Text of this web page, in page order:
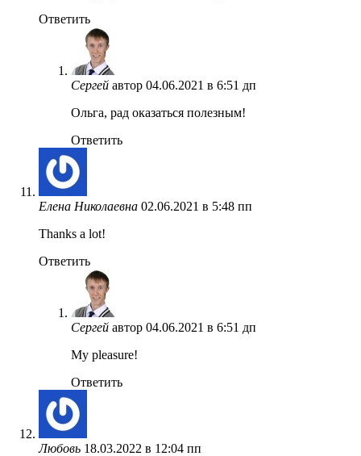
Ответить
Сергей автор 04.06.2021 в 6:51 дп
Ольга, рад оказаться полезным!
Ответить
Елена Николаевна 02.06.2021 в 5:48 пп
Thanks a lot!
Ответить
Сергей автор 04.06.2021 в 6:51 дп
My pleasure!
Ответить
Любовь 18.03.2022 в 12:04 пп